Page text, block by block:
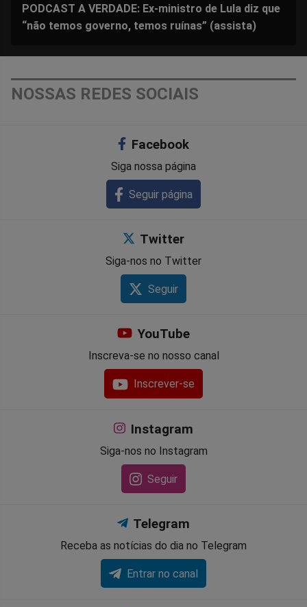
PODCAST A VERDADE: Ex-ministro de Lula diz que
“não temos governo, temos ruínas” (assista)
NOSSAS REDES SOCIAIS
Facebook
Siga nossa página
Seguir página
Twitter
Siga-nos no Twitter
Seguir
YouTube
Inscreva-se no nosso canal
Inscrever-se
Instagram
Siga-nos no Instagram
Seguir
Telegram
Receba as notícias do dia no Telegram
Entrar no canal